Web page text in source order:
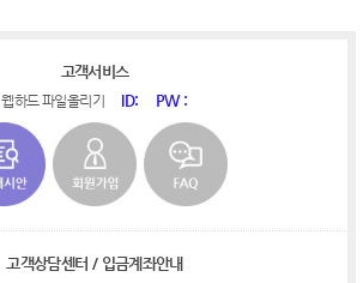
고객서비스
웹하드 파일올리기 ID: PW :
고객상담센터 / 입금계좌안내